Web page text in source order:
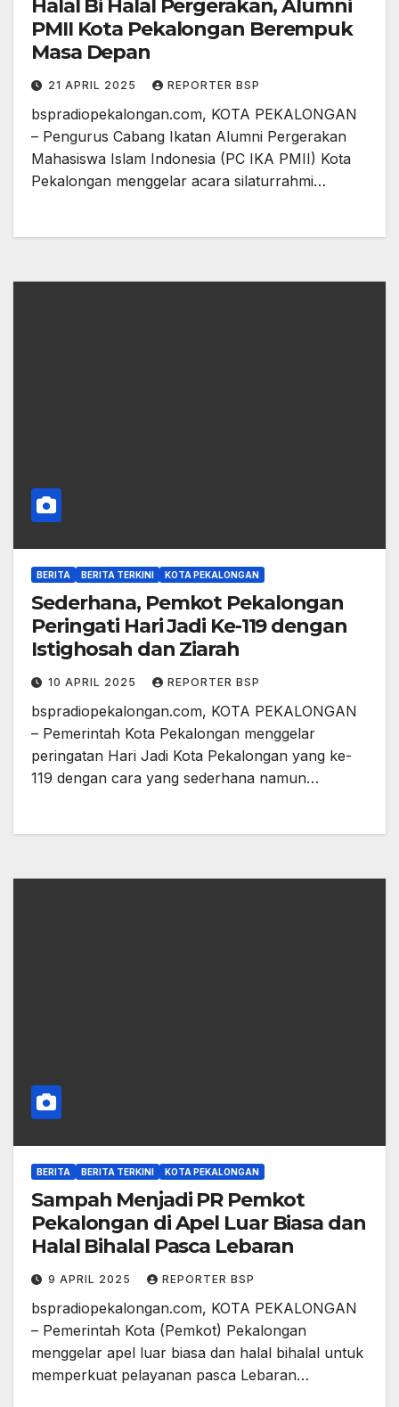
Halal Bi Halal Pergerakan, Alumni
PMII Kota Pekalongan Berempuk
Masa Depan
21 APRIL 2025 REPORTER BSP
bspradiopekalongan.com, KOTA PEKALONGAN
– Pengurus Cabang Ikatan Alumni Pergerakan
Mahasiswa Islam Indonesia (PC IKA PMII) Kota
Pekalongan menggelar acara silaturrahmi…
BERITA BERITA TERKINI KOTA PEKALONGAN
Sederhana, Pemkot Pekalongan
Peringati Hari Jadi Ke-119 dengan
Istighosah dan Ziarah
10 APRIL 2025 REPORTER BSP
bspradiopekalongan.com, KOTA PEKALONGAN
– Pemerintah Kota Pekalongan menggelar
peringatan Hari Jadi Kota Pekalongan yang ke-
119 dengan cara yang sederhana namun…
BERITA BERITA TERKINI KOTA PEKALONGAN
Sampah Menjadi PR Pemkot
Pekalongan di Apel Luar Biasa dan
Halal Bihalal Pasca Lebaran
9 APRIL 2025 REPORTER BSP
bspradiopekalongan.com, KOTA PEKALONGAN
– Pemerintah Kota (Pemkot) Pekalongan
menggelar apel luar biasa dan halal bihalal untuk
memperkuat pelayanan pasca Lebaran…